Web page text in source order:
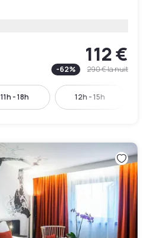
112 €
-62% 290 €la nuit
11h - 18h 12h - 15h